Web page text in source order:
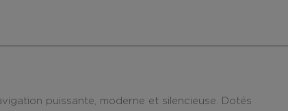
puissante, moderne et silencieuse. Dotés